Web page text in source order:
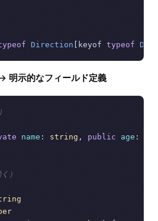
Direction [keyof typeof
明示的なフィールド定義
name : string , public age :
）